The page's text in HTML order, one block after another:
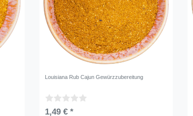
Louisiana Rub Cajun Gewürzzubereitung
1,49 € *